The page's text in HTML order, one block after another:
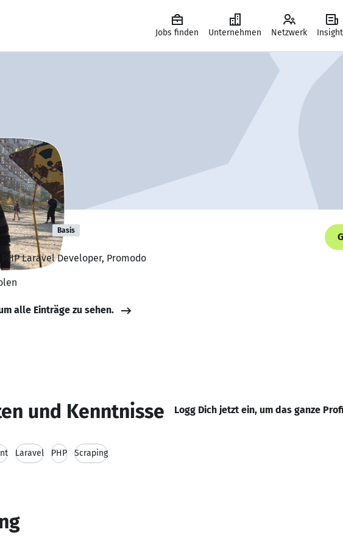
Jobs finden Unternehmen Netzwerk
Basis
PHP Laravel Developer, Promodo
alle Einträge zu sehen.
und Kenntnisse Logg Dich jetzt ein, um das ganze
Laravel PHP Scraping